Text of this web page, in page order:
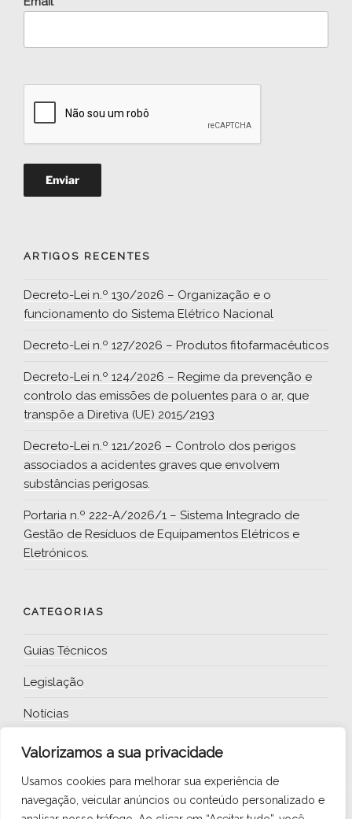
Valorizamos a sua privacidade
Usamos cookies para melhorar sua experiência de
navegação, veicular anúncios ou conteúdo personalizado e
ARTIGOS RECENTES
Decreto-Lei n.º 130/2026 – Organização e o
funcionamento do Sistema Elétrico Nacional
Decreto-Lei n.º 127/2026 – Produtos fitofarmacêuticos
Decreto-Lei n.º 124/2026 – Regime da prevenção e
controlo das emissões de poluentes para o ar, que
transpõe a Diretiva (UE) 2015/2193
Decreto-Lei n.º 121/2026 – Controlo dos perigos
associados a acidentes graves que envolvem
substâncias perigosas.
Portaria n.º 222-A/2026/1 – Sistema Integrado de
Gestão de Resíduos de Equipamentos Elétricos e
Eletrónicos.
CATEGORIAS
Guias Técnicos
Legislação
Notícias